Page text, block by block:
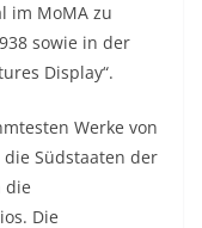
im MoMA zu
sowie in der
Display“.
Werke von
die Südstaaten der
die
Die